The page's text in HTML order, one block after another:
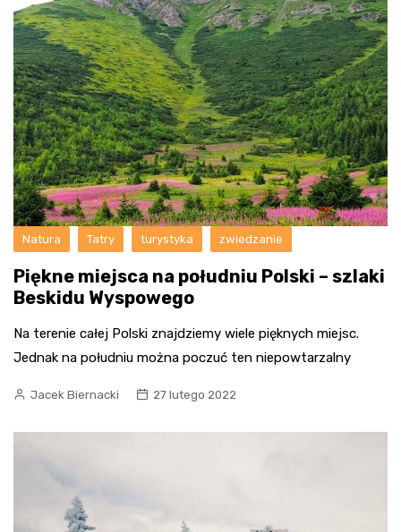
Natura Tatry turystyka zwiedzanie
Piękne miejsca na południu Polski – szlaki
Beskidu Wyspowego
Na terenie całej Polski znajdziemy wiele pięknych miejsc.
Jednak na południu można poczuć ten niepowtarzalny
Jacek Biernacki 27 lutego 2022